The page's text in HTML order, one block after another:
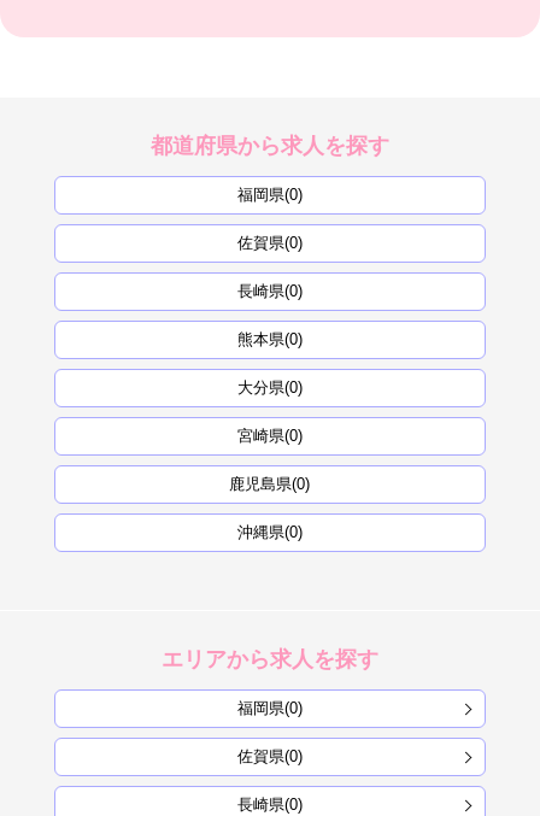
都道府県から求人を探す
福岡県(0)
佐賀県(0)
長崎県(0)
熊本県(0)
大分県(0)
宮崎県(0)
鹿児島県(0)
沖縄県(0)
エリアから求人を探す
福岡県(0)
佐賀県(0)
長崎県(0)